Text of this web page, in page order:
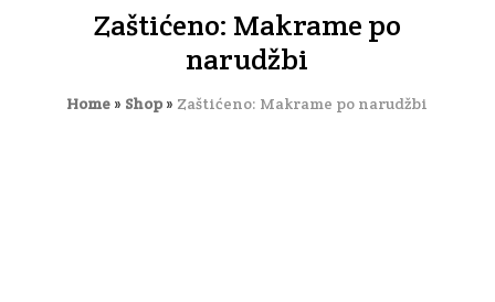
Zaštićeno: Makrame po
narudžbi
Home » Shop » Zaštićeno: Makrame po narudžbi